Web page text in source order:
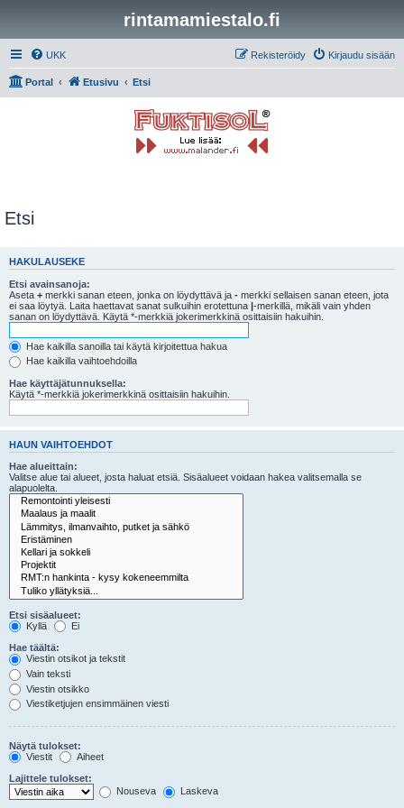
rintamamiestalo.fi
UKK Kirjaudu sisään
Rekisteröidy
Portal Etusivu Etsi
Etsi
HAKULAUSEKE
Etsi avainsanoja:
Aseta + merkki sanan eteen, jonka on löydyttävä ja - merkki sellaisen sanan eteen, jota
ei saa löytyä. Laita haettavat sanat sulkuihin erotettuna |-merkillä, mikäli vain yhden
sanan on löydyttävä. Käytä *-merkkiä jokerimerkkinä osittaisiin hakuihin.
Hae kaikilla sanoilla tai käytä kirjoitettua hakua
Hae kaikilla vaihtoehdoilla
Hae käyttäjätunnuksella:
Käytä *-merkkiä jokerimerkkinä osittaisiin hakuihin.
HAUN VAIHTOEHDOT
Hae alueittain:
Valitse alue tai alueet, josta haluat etsiä. Sisäalueet voidaan hakea valitsemalla se
alapuolelta.
Etsi sisäalueet:
Kyllä
Ei
Hae täältä:
Viestin otsikot ja tekstit
Vain teksti
Viestin otsikko
Viestiketjujen ensimmäinen viesti
Näytä tulokset:
Viestit
Aiheet
Lajittele tulokset:
Nouseva
Laskeva